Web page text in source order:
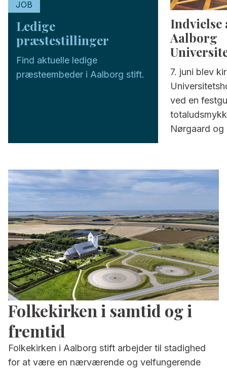
JOB
Ledige
præstestillinger
Find aktuelle ledige
præsteembeder i Aalborg stift.
Indvielse
Aalborg
7. juni blev
ved en
Nørgaard
Folkekirken i samtid og i
fremtid
Folkekirken i Aalborg stift arbejder til stadighed
for at være en nærværende og velfungerende